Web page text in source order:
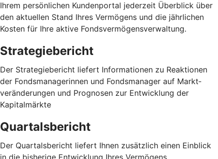
Ihrem persönlichen Kundenportal jederzeit Überblick über
den aktuellen Stand Ihres Vermögens und die jährlichen
Kosten für Ihre aktive Fondsvermögensverwaltung.
Strategiebericht
Der Strategiebericht liefert Informationen zu Reaktionen
der Fondsmanagerinnen und Fondsmanager auf Markt­
veränderungen und Prognosen zur Entwicklung der
Kapitalmärkte
Quartalsbericht
Der Quartalsbericht liefert Ihnen zusätzlich einen Einblick
in die bisherige Entwicklung Ihres Vermögens.